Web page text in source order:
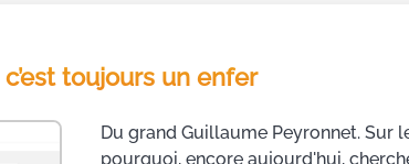
toujours un enfer
Du grand Guillaume Peyronnet. Sur
pourquoi, encore aujourd'hui,